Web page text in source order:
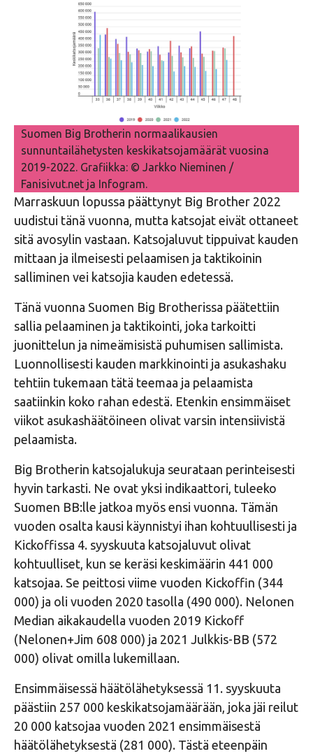
Suomen Big Brotherin normaalikausien
sunnuntailähetysten keskikatsojamäärät vuosina
2019-2022. Grafiikka: © Jarkko Nieminen /
Fanisivut.net ja Infogram.
Marraskuun lopussa päättynyt Big Brother 2022
uudistui tänä vuonna, mutta katsojat eivät ottaneet
sitä avosylin vastaan. Katsojaluvut tippuivat kauden
mittaan ja ilmeisesti pelaamisen ja taktikoinin
salliminen vei katsojia kauden edetessä.
Tänä vuonna Suomen Big Brotherissa päätettiin
sallia pelaaminen ja taktikointi, joka tarkoitti
juonittelun ja nimeämisistä puhumisen sallimista.
Luonnollisesti kauden markkinointi ja asukashaku
tehtiin tukemaan tätä teemaa ja pelaamista
saatiinkin koko rahan edestä. Etenkin ensimmäiset
viikot asukashäätöineen olivat varsin intensiivistä
pelaamista.
Big Brotherin katsojalukuja seurataan perinteisesti
hyvin tarkasti. Ne ovat yksi indikaattori, tuleeko
Suomen BB:lle jatkoa myös ensi vuonna. Tämän
vuoden osalta kausi käynnistyi ihan kohtuullisesti ja
Kickoffissa 4. syyskuuta katsojaluvut olivat
kohtuulliset, kun se keräsi keskimäärin 441 000
katsojaa. Se peittosi viime vuoden Kickoffin (344
000) ja oli vuoden 2020 tasolla (490 000). Nelonen
Median aikakaudella vuoden 2019 Kickoff
(Nelonen+Jim 608 000) ja 2021 Julkkis-BB (572
000) olivat omilla lukemillaan.
Ensimmäisessä häätölähetyksessä 11. syyskuuta
päästiin 257 000 keskikatsojamäärään, joka jäi reilut
20 000 katsojaa vuoden 2021 ensimmäisestä
häätölähetyksestä (281 000). Tästä eteenpäin